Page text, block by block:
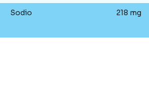
Sodio 218 mg